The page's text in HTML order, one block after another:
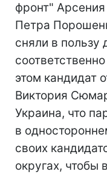
фронт"
Петра
сняли в пользу
этом кандидат
Виктория
Украина, что
в
своих
округах, чтобы